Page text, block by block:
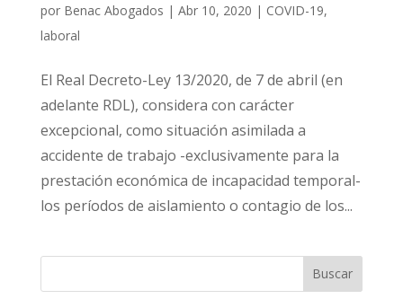
por Benac Abogados | Abr 10, 2020 | COVID-19,
laboral
El Real Decreto-Ley 13/2020, de 7 de abril (en
adelante RDL), considera con carácter
excepcional, como situación asimilada a
accidente de trabajo -exclusivamente para la
prestación económica de incapacidad temporal-
los períodos de aislamiento o contagio de los...